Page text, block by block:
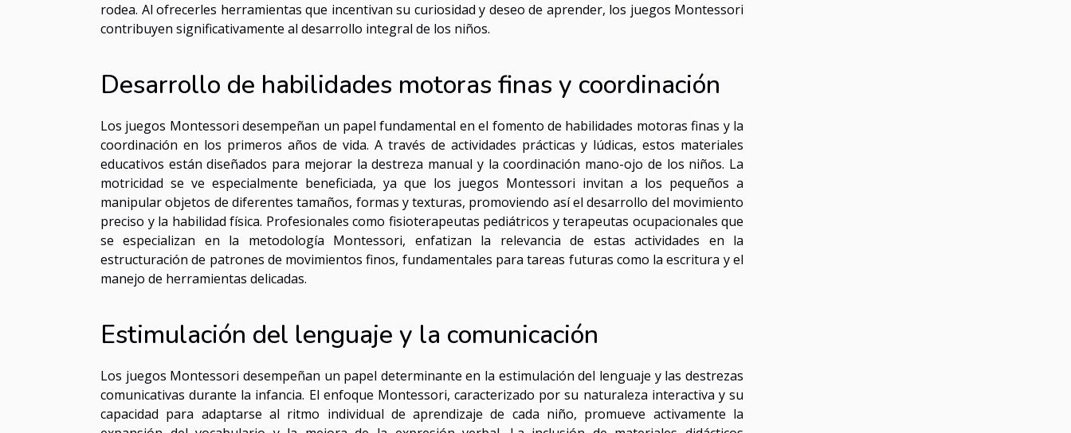
rodea. Al ofrecerles herramientas que incentivan su curiosidad y deseo de aprender, los juegos Montessori
contribuyen significativamente al desarrollo integral de los niños.
Desarrollo de habilidades motoras finas y coordinación
Los juegos Montessori desempeñan un papel fundamental en el fomento de habilidades motoras finas y la
coordinación en los primeros años de vida. A través de actividades prácticas y lúdicas, estos materiales
educativos están diseñados para mejorar la destreza manual y la coordinación mano-ojo de los niños. La
motricidad se ve especialmente beneficiada, ya que los juegos Montessori invitan a los pequeños a
manipular objetos de diferentes tamaños, formas y texturas, promoviendo así el desarrollo del movimiento
preciso y la habilidad física. Profesionales como fisioterapeutas pediátricos y terapeutas ocupacionales que
se especializan en la metodología Montessori, enfatizan la relevancia de estas actividades en la
estructuración de patrones de movimientos finos, fundamentales para tareas futuras como la escritura y el
manejo de herramientas delicadas.
Estimulación del lenguaje y la comunicación
Los juegos Montessori desempeñan un papel determinante en la estimulación del lenguaje y las destrezas
comunicativas durante la infancia. El enfoque Montessori, caracterizado por su naturaleza interactiva y su
capacidad para adaptarse al ritmo individual de aprendizaje de cada niño, promueve activamente la